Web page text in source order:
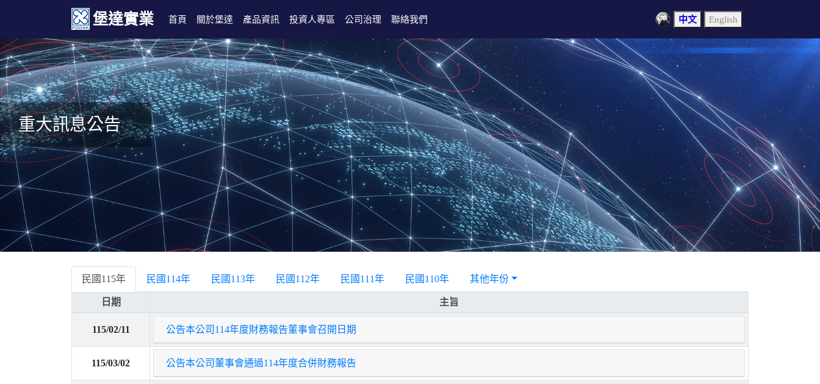
堡達實業 首頁 關於堡達 產品資訊 投資人專區 公司治理 聯絡我們 中文 English
重大訊息公告
民國115年 民國114年 民國113年 民國112年 民國111年 民國110年 其他年份
日期 主旨
115/02/11 公告本公司114年度財務報告董事會召開日期
115/03/02 公告本公司董事會通過114年度合併財務報告